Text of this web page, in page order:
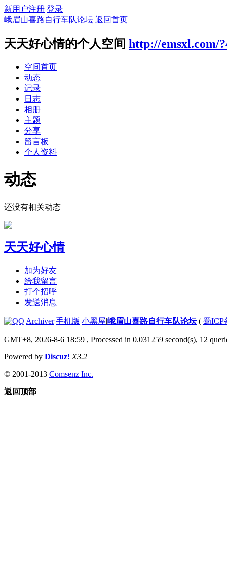
新用户注册 登录
峨眉山喜路自行车队论坛 返回首页
天天好心情的个人空间 http://emsxl.com/
空间首页
动态
记录
日志
相册
主题
分享
留言板
个人资料
动态
还没有相关动态
天天好心情
加为好友
给我留言
打个招呼
发送消息
|Archiver|手机版|小黑屋|峨眉山喜路自行车队论坛( 蜀ICP
GMT+8, 2026-8-6 18:59 , Processed in 0.031259 second(s), 12
Powered by Discuz! X3.2
© 2001-2013 Comsenz Inc.
返回顶部